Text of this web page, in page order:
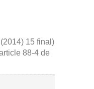
15 final)
88-4 de